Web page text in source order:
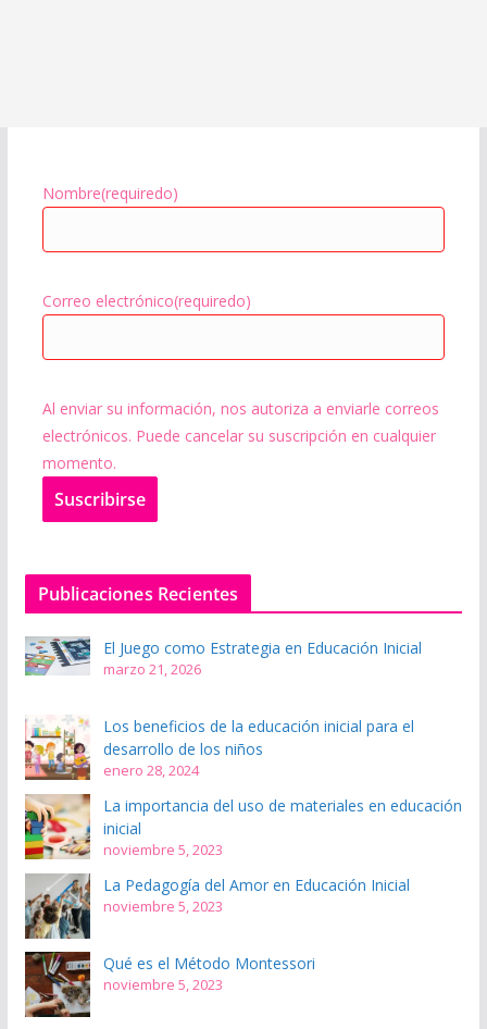
Nombre(requiredo)
Correo electrónico(requiredo)
Al enviar su información, nos autoriza a enviarle correos
electrónicos. Puede cancelar su suscripción en cualquier
momento.
Suscribirse
Publicaciones Recientes
El Juego como Estrategia en Educación Inicial
marzo 21, 2026
Los beneficios de la educación inicial para el
desarrollo de los niños
enero 28, 2024
La importancia del uso de materiales en educación
inicial
noviembre 5, 2023
La Pedagogía del Amor en Educación Inicial
noviembre 5, 2023
Qué es el Método Montessori
noviembre 5, 2023